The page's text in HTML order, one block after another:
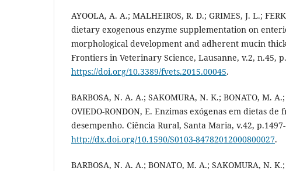
AYOOLA, A. A.; MALHEIROS, R. D.; GRIMES, J. L.;
dietary exogenous enzyme supplementation on
morphological development and adherent mucin
Frontiers in Veterinary Science, Lausanne, v.2, n.45,
https://doi.org/10.3389/fvets.2015.00045.
BARBOSA, N. A. A.; SAKOMURA, N. K.; BONATO, M.
OVIEDO-RONDON, E. Enzimas exógenas em dietas de
desempenho. Ciência Rural, Santa Maria, v.42,
http://dx.doi.org/10.1590/S0103-84782012000800027.
BARBOSA, N. A. A.; BONATO, M. A.; SAKOMURA, N.